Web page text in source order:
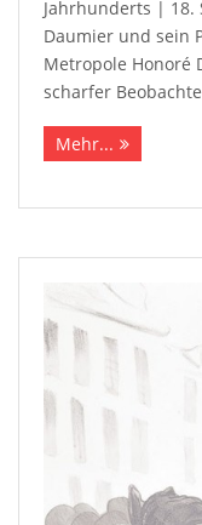
Jahrhunderts | 18.
Daumier und sein
Metropole Honoré
scharfer
Mehr...